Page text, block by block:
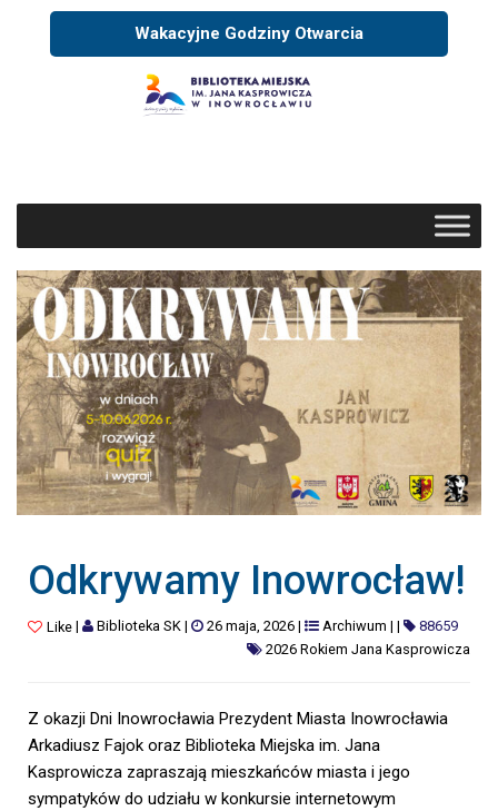
Wakacyjne Godziny Otwarcia
Odkrywamy Inowrocław!
Like| Biblioteka SK| 26 maja, 2026| Archiwum |
2026 Rokiem Jana Kasprowicza
| 88659
Z okazji Dni Inowrocławia Prezydent Miasta Inowrocławia
Arkadiusz Fajok oraz Biblioteka Miejska im. Jana
Kasprowicza zapraszają mieszkańców miasta i jego
sympatyków do udziału w konkursie internetowym